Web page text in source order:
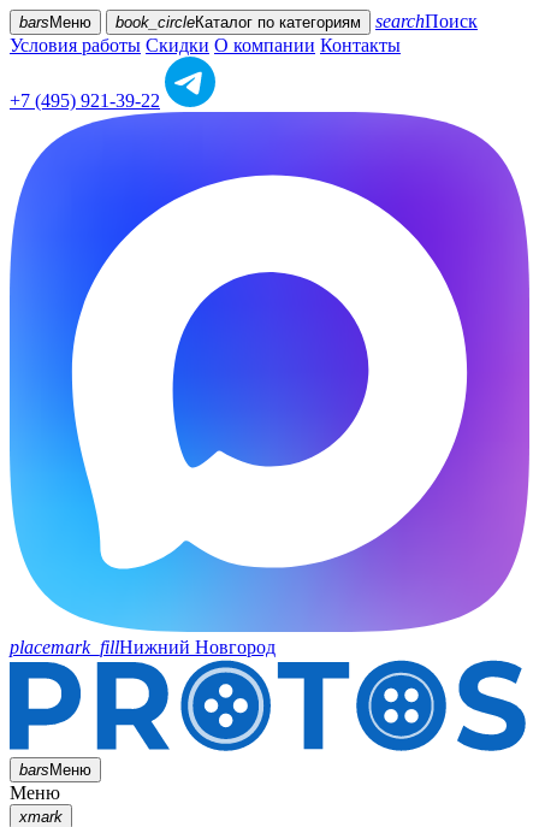
bars Меню book_circleКаталог по категориям searchПоиск
Условия работы Скидки О компании Контакты
+7 (495) 921-39-22
placemark_fillНижний Новгород
barsМеню
Меню
xmark